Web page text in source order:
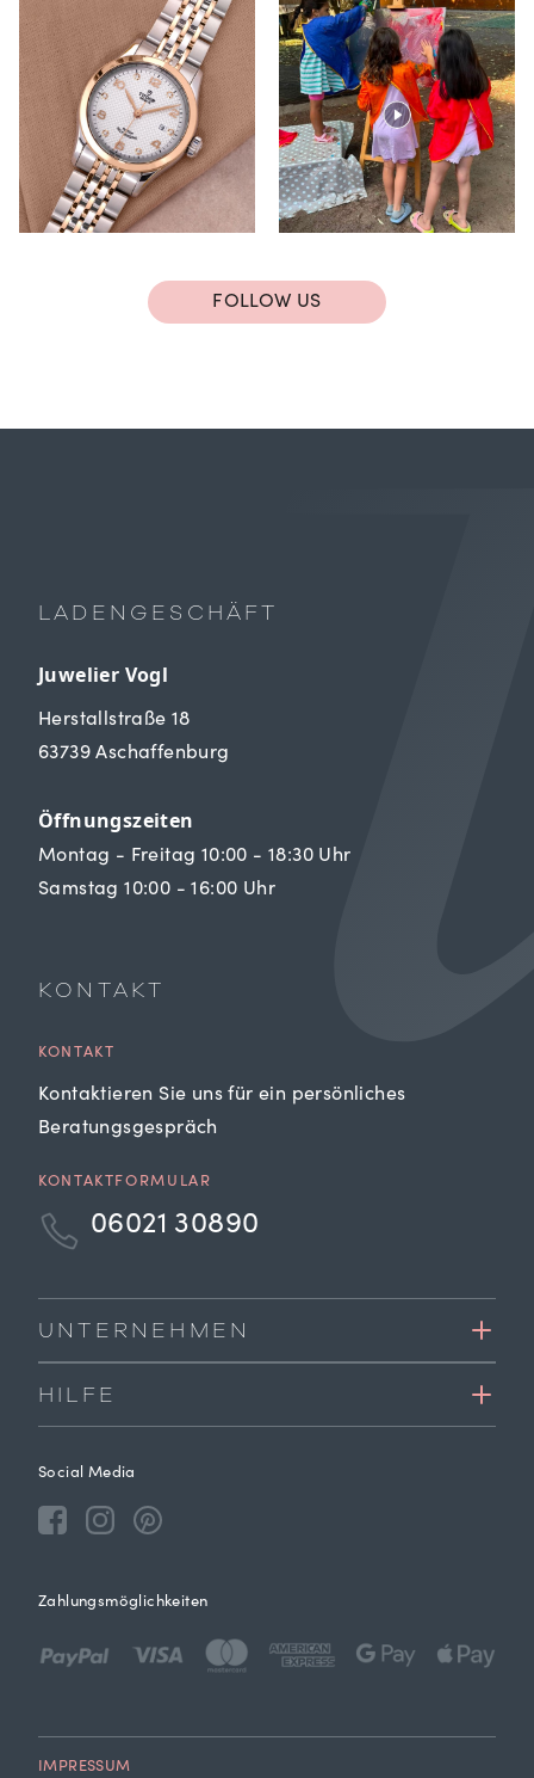
FOLLOW US
LADENGESCHÄFT
Juwelier Vogl
Herstallstraße 18
63739 Aschaffenburg
Öffnungszeiten
Montag - Freitag 10:00 - 18:30 Uhr
Samstag 10:00 - 16:00 Uhr
KONTAKT
KONTAKT
Kontaktieren Sie uns für ein persönliches
Beratungsgespräch
KONTAKTFORMULAR
06021 30890
UNTERNEHMEN
HILFE
Social Media
Zahlungsmöglichkeiten
IMPRESSUM